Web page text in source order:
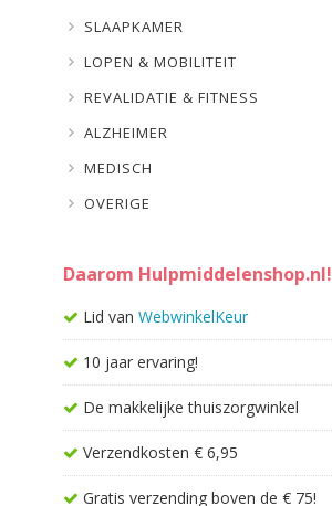
SLAAPKAMER
LOPEN & MOBILITEIT
REVALIDATIE & FITNESS
ALZHEIMER
MEDISCH
OVERIGE
Daarom Hulpmiddelenshop.nl!
Lid vanWebwinkelKeur
10 jaar ervaring!
De makkelijke thuiszorgwinkel
Verzendkosten € 6,95
Gratis verzending boven de € 75!